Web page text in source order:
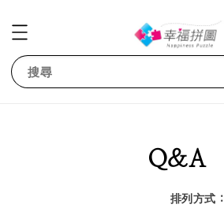
搜尋
Q&A
排列方式 :